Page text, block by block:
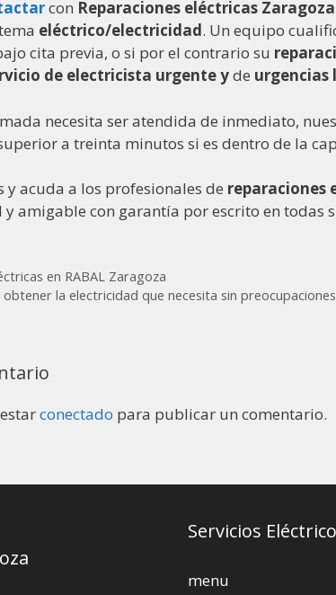
con Reparaciones eléctricas Zaragoza
eléctrico/electricidad. Un equipo
cita previa, o si por el contrario su
de electricista urgente yde urgencias
necesita ser atendida de inmediato,
a treinta minutos si es dentro de la
y acuda a los profesionales de reparaciones
amigable con garantía por escrito en todas
en RABAL Zaragoza
obtener la electricidad que necesita sin
conectado para publicar un comentario.
Servicios
menu